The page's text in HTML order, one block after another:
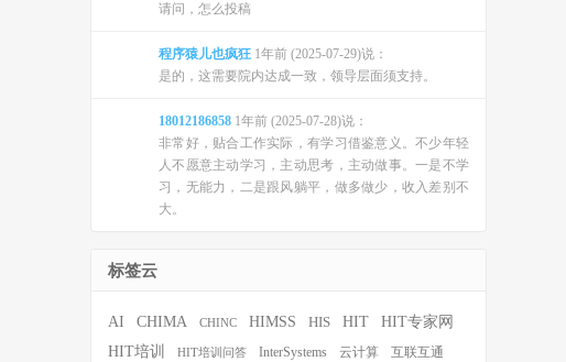
请问，怎么投稿
程序猿儿也疯狂 1年前 (2025-07-29)说：
是的，这需要院内达成一致，领导层面须支持。
18012186858 1年前 (2025-07-28)说：
非常好，贴合工作实际，有学习借鉴意义。不少年轻
人不愿意主动学习，主动思考，主动做事。一是不学
习，无能力，二是跟风躺平，做多做少，收入差别不
大。
标签云
AI CHIMA CHINC HIMSS HIS HIT HIT专家网
HIT培训 HIT培训问答 InterSystems 云计算 互联互通